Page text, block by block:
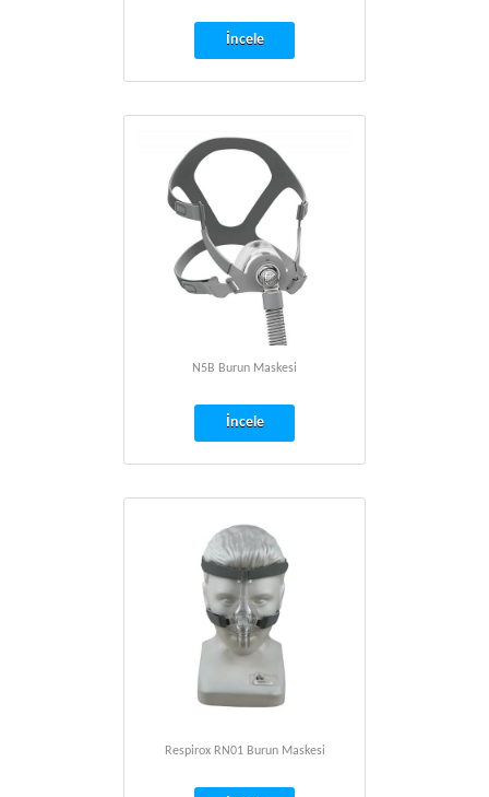
İncele
N5B Burun Maskesi
İncele
Respirox RN01 Burun Maskesi